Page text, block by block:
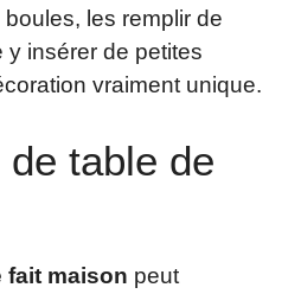
les remplir de
y insérer de petites
vraiment unique.
table de
fait maison peut